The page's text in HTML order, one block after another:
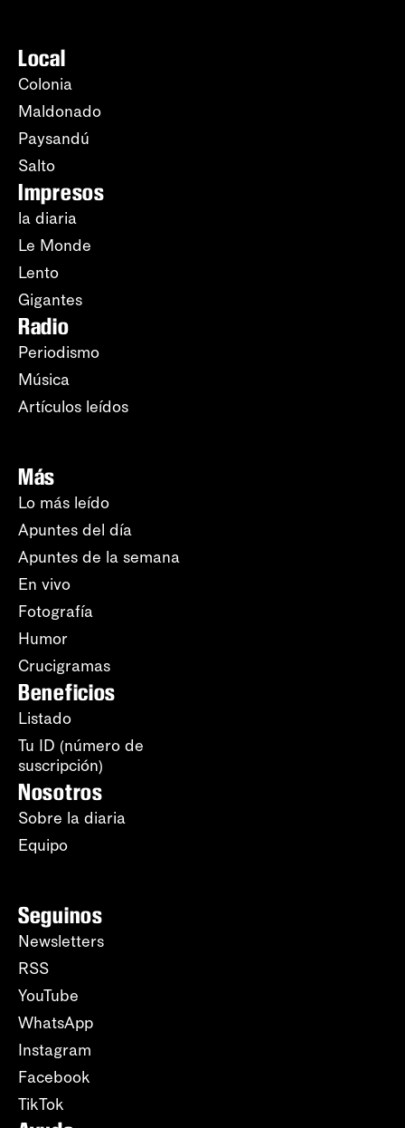
Local
Colonia
Maldonado
Paysandú
Salto
Impresos
la diaria
Le Monde
Lento
Gigantes
Radio
Periodismo
Música
Artículos leídos
Más
Lo más leído
Apuntes del día
Apuntes de la semana
En vivo
Fotografía
Humor
Crucigramas
Beneficios
Listado
Tu ID (número de
suscripción)
Nosotros
Sobre la diaria
Equipo
Seguinos
Newsletters
RSS
YouTube
WhatsApp
Instagram
Facebook
TikTok